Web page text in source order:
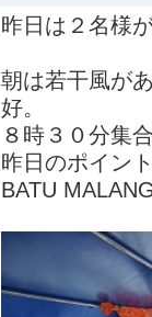
昨日は２名様
朝は若干風が
好。
８時３０分集
昨日のポイン
BATU